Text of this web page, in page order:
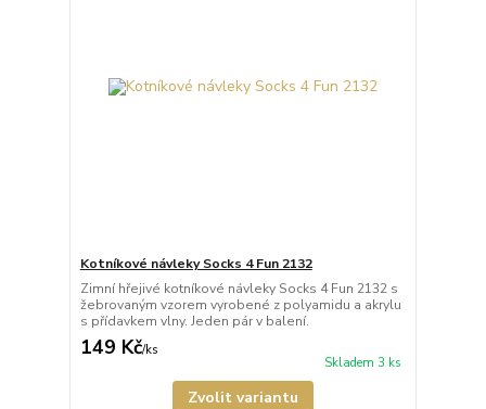
Kotníkové návleky Socks 4 Fun 2132
Zimní hřejivé kotníkové návleky Socks 4 Fun 2132 s
žebrovaným vzorem vyrobené z polyamidu a akrylu
s přídavkem vlny. Jeden pár v balení.
149 Kč/ks
Skladem 3 ks
Zvolit variantu